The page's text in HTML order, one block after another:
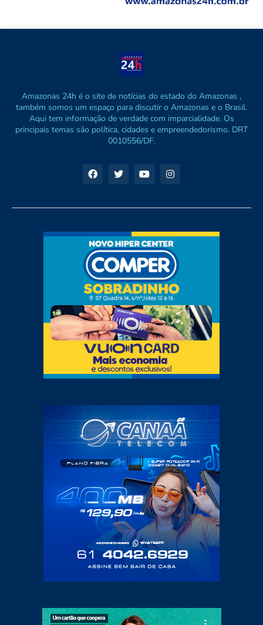
Amazonas 24h é o site de notícias do estado do Amazonas ,
também somos um espaço para discutir o Amazonas e o Brasil.
Aqui tem informação de verdade com imparcialidade. Os
principais temas são política, cidades e empreendedorismo. DRT
0010556/DF.